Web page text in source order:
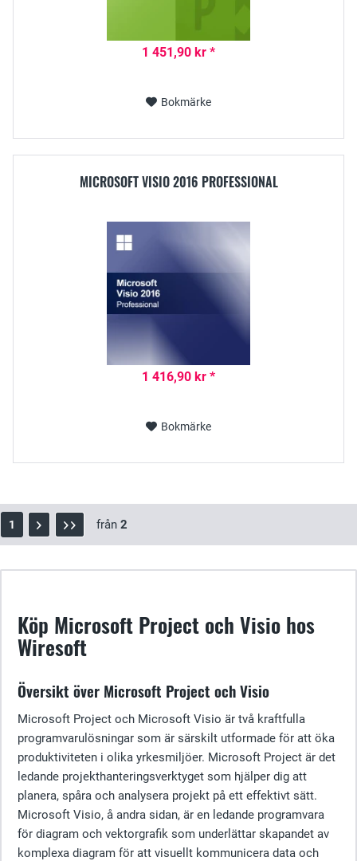
1 451,90 kr *
Bokmärke
MICROSOFT VISIO 2016 PROFESSIONAL
1 416,90 kr *
Bokmärke
1 från 2
Köp Microsoft Project och Visio hos
Wiresoft
Översikt över Microsoft Project och Visio
Microsoft Project och Microsoft Visio är två kraftfulla
programvarulösningar som är särskilt utformade för att öka
produktiviteten i olika yrkesmiljöer. Microsoft Project är det
ledande projekthanteringsverktyget som hjälper dig att
planera, spåra och analysera projekt på ett effektivt sätt.
Microsoft Visio, å andra sidan, är en ledande programvara
för diagram och vektorgrafik som underlättar skapandet av
komplexa diagram för att visuellt kommunicera data och